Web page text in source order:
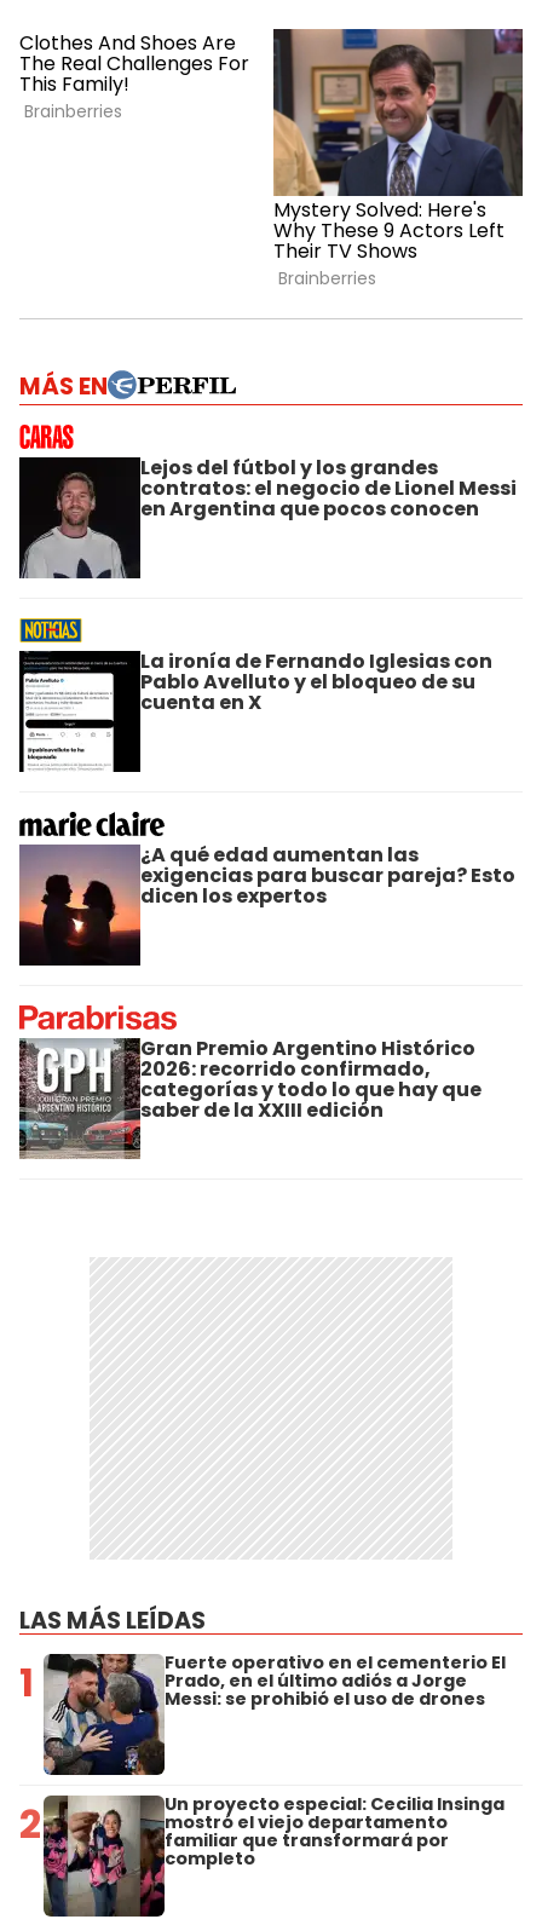
MÁS EN
Lejos del fútbol y los grandes
contratos: el negocio de Lionel Messi
en Argentina que pocos conocen
La ironía de Fernando Iglesias con
Pablo Avelluto y el bloqueo de su
cuenta en X
¿A qué edad aumentan las
exigencias para buscar pareja? Esto
dicen los expertos
Gran Premio Argentino Histórico
2026: recorrido confirmado,
categorías y todo lo que hay que
saber de la XXIII edición
LAS MÁS LEÍDAS
1 Fuerte operativo en el cementerio El
Prado, en el último adiós a Jorge
Messi: se prohibió el uso de drones
2 Un proyecto especial: Cecilia Insinga
mostró el viejo departamento
familiar que transformará por
completo